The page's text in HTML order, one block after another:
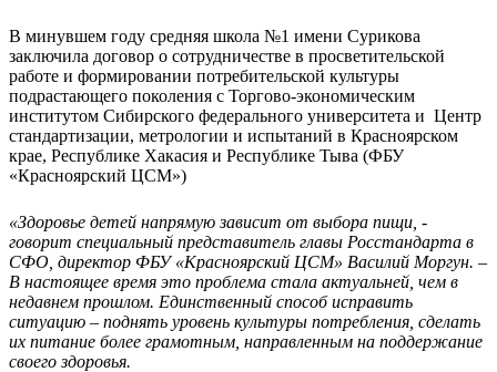
В минувшем году средняя школа №1 имени Сурикова
заключила договор о сотрудничестве в просветительской
работе и формировании потребительской культуры
подрастающего поколения с Торгово-экономическим
институтом Сибирского федерального университета и Центр
стандартизации, метрологии и испытаний в Красноярском
крае, Республике Хакасия и Республике Тыва (ФБУ
«Красноярский ЦСМ»)
«Здоровье детей напрямую зависит от выбора пищи, -
говорит специальный представитель главы Росстандарта в
СФО, директор ФБУ «Красноярский ЦСМ» Василий Моргун. –
В настоящее время это проблема стала актуальней, чем в
недавнем прошлом. Единственный способ исправить
ситуацию – поднять уровень культуры потребления, сделать
их питание более грамотным, направленным на поддержание
своего здоровья.